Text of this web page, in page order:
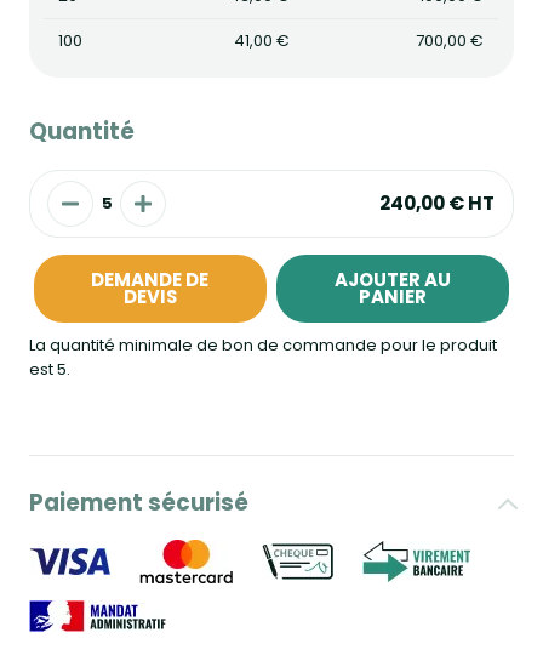
100
41,00 € 700,00 €
Quantité
240,00 €HT
DEMANDE DE
DEVIS
AJOUTER AU
PANIER
La quantité minimale de bon de commande pour le produit
est 5.
Paiement sécurisé